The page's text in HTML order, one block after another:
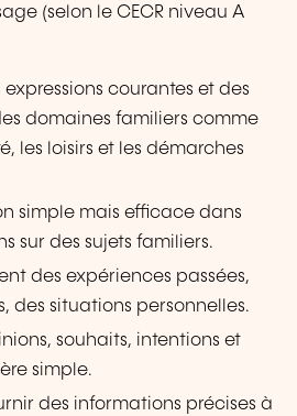
(selon le CECR niveau A
courantes et des
domaines familiers comme
les loisirs et les démarches
simple mais efficace dans
sur des sujets familiers.
des expériences passées,
des situations personnelles.
souhaits, intentions et
simple.
des informations précises à